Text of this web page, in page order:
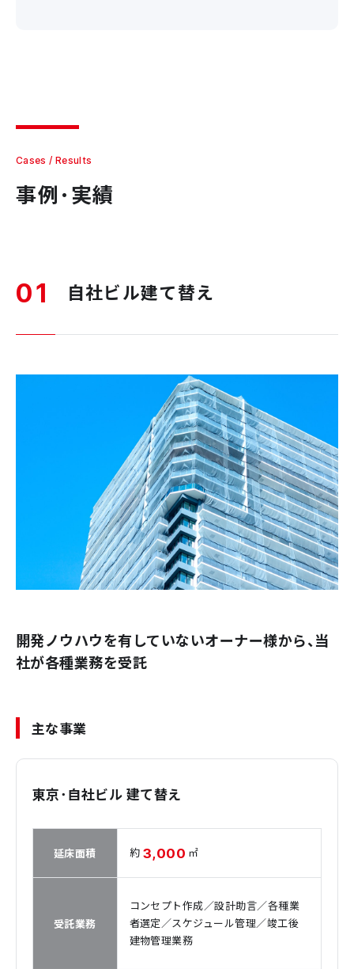
Cases / Results
事例･実績
01 自社ビル建て替え
開発ノウハウを有していないオーナー様から、当
社が各種業務を受託
主な事業
東京･自社ビル 建て替え
延床面積
受託業務
約 3,000 ㎡
コンセプト作成／設計助言／各種業
者選定／スケジュール管理／竣工後
建物管理業務